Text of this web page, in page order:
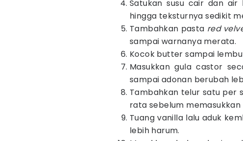
Satukan susu cair dan
hingga teksturnya sedikit
Tambahkan pasta red
sampai warnanya merata.
Kocok butter sampai
Masukkan gula castor
sampai adonan berubah
Tambahkan telur satu per
rata sebelum
Tuang vanilla lalu aduk
lebih harum.